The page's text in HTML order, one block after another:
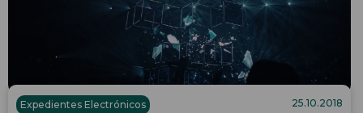
Expedientes Electrónicos 25.10.2018